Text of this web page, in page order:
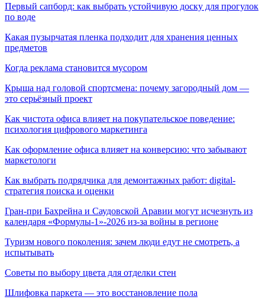
Первый сапборд: как выбрать устойчивую доску для прогулок
по воде
Какая пузырчатая пленка подходит для хранения ценных
предметов
Когда реклама становится мусором
Крыша над головой спортсмена: почему загородный дом —
это серьёзный проект
Как чистота офиса влияет на покупательское поведение:
психология цифрового маркетинга
Как оформление офиса влияет на конверсию: что забывают
маркетологи
Как выбрать подрядчика для демонтажных работ: digital-
стратегия поиска и оценки
Гран-при Бахрейна и Саудовской Аравии могут исчезнуть из
календаря «Формулы-1»-2026 из-за войны в регионе
Туризм нового поколения: зачем люди едут не смотреть, а
испытывать
Советы по выбору цвета для отделки стен
Шлифовка паркета — это восстановление пола